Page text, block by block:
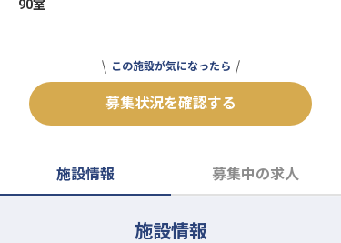
ホテル・宿泊業界情報コラム
90室
この施設が気になったら
募集状況を確認する
施設情報 募集中の求人
施設情報